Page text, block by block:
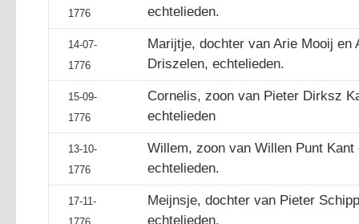
1776
echtelieden.
14-07-
1776
Marijtje, dochter van Arie Mooij en
Driszelen, echtelieden.
15-09-
1776
Cornelis, zoon van Pieter Dirksz
echtelieden
13-10-
1776
Willem, zoon van Willen Punt
echtelieden.
17-11-
Meijnsje, dochter van Pieter
echtelieden.